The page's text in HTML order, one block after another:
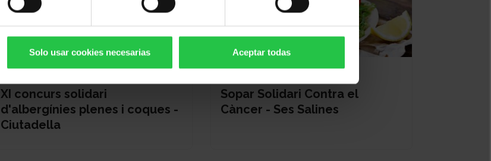
Solo usar cookies necesarias Aceptar todas
XI concurs solidari
d'albergínies plenes i coques -
Ciutadella
Sopar Solidari Contra el
Càncer - Ses Salines